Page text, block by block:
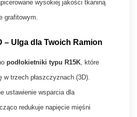
wysokiej jakości tkaniną
grafitowym.
– Ulga dla Twoich Ramion
podłokietniki typu R15K , które
w trzech płaszczyznach (3D).
ustawienie wsparcia dla
redukuje napięcie mięśni